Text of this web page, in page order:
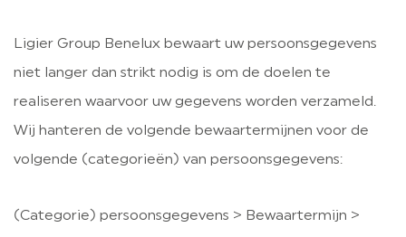
Ligier Group Benelux bewaart uw persoonsgegevens
niet langer dan strikt nodig is om de doelen te
realiseren waarvoor uw gegevens worden verzameld.
Wij hanteren de volgende bewaartermijnen voor de
volgende (categorieën) van persoonsgegevens:
(Categorie) persoonsgegevens > Bewaartermijn >